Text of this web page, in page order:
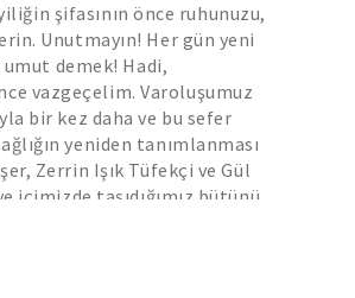
şifasının önce ruhunuzu,
Unutmayın! Her gün yeni
demek! Hadi,
vazgeçelim. Varoluşumuz
bir kez daha ve bu sefer
yeniden tanımlanması
Zerrin Işık Tüfekçi ve Gül
içimizde taşıdığımız bütünü